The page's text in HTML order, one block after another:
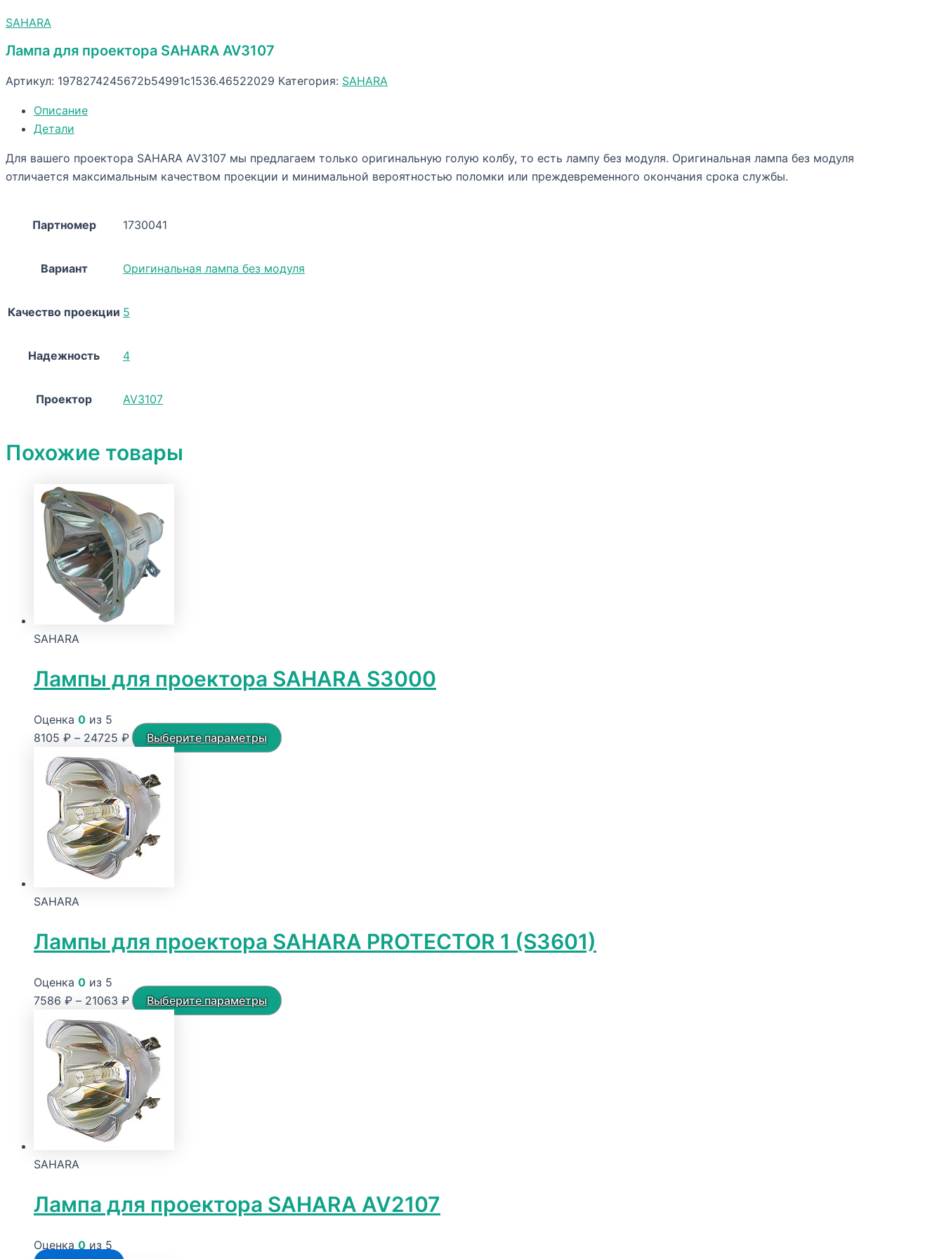
SAHARA
Лампа для проектора SAHARA AV3107
Артикул: 1978274245672b54991c1536.46522029 Категория: SAHARA
Описание
Детали
Для вашего проектора SAHARA AV3107 мы предлагаем только оригинальную голую колбу, то есть лампу без модуля. Оригинальная лампа без модуля
отличается максимальным качеством проекции и минимальной вероятностью поломки или преждевременного окончания срока службы.
Партномер 1730041
Вариант Оригинальная лампа без модуля
Качество проекции 5
Надежность 4
Проектор AV3107
Похожие товары
SAHARA
Лампы для проектора SAHARA S3000
Оценка 0 из 5
8105 ₽ – 24725 ₽Диапазон
8105 ₽
–
24725 ₽
Выберите параметры
Этот
SAHARA
Лампы для проектора SAHARA PROTECTOR 1 (S3601)
Оценка 0 из 5
7586 ₽ – 21063 ₽Диапазон
7586 ₽
–
21063 ₽
Выберите параметры
Этот
SAHARA
Лампа для проектора SAHARA AV2107
Оценка 0 из 5